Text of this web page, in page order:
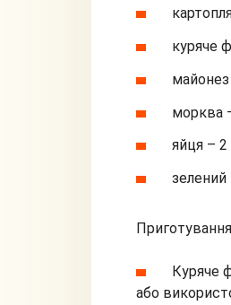
куряче
морква
яйця –
Куряче
або